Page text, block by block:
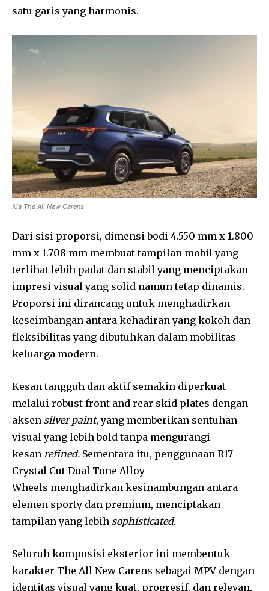
satu garis yang harmonis.
Kia The All New Carens
Dari sisi proporsi, dimensi bodi 4.550 mm x 1.800
mm x 1.708 mm membuat tampilan mobil yang
terlihat lebih padat dan stabil yang menciptakan
impresi visual yang solid namun tetap dinamis.
Proporsi ini dirancang untuk menghadirkan
keseimbangan antara kehadiran yang kokoh dan
fleksibilitas yang dibutuhkan dalam mobilitas
keluarga modern.
Kesan tangguh dan aktif semakin diperkuat
melalui robust front and rear skid plates dengan
aksen silver paint, yang memberikan sentuhan
visual yang lebih bold tanpa mengurangi
kesan refined. Sementara itu, penggunaan R17
Crystal Cut Dual Tone Alloy
Wheels menghadirkan kesinambungan antara
elemen sporty dan premium, menciptakan
tampilan yang lebih sophisticated.
Seluruh komposisi eksterior ini membentuk
karakter The All New Carens sebagai MPV dengan
identitas visual yang kuat, progresif, dan relevan,